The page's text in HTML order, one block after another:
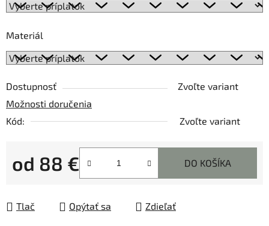
Materiál
Dostupnosť
Zvoľte variant
Možnosti doručenia
Kód:
Zvoľte variant
od 88 €
Jednotková cena:
DO KOŠÍKA
Tlač Opýtať sa Zdieľať